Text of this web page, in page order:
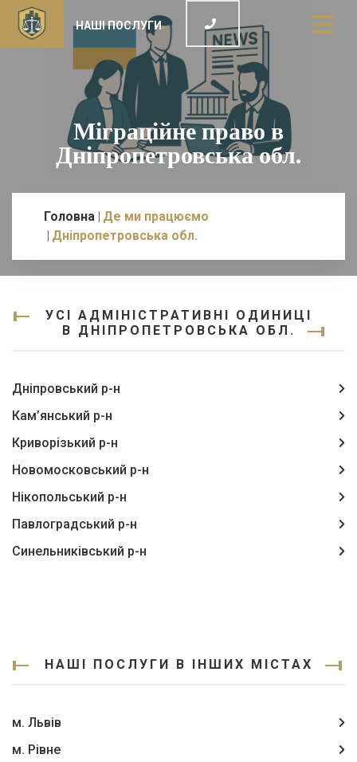
НАШІ ПОСЛУГИ
Міграційне право в
Дніпропетровська обл.
Головна Де ми працюємо
Дніпропетровська обл.
УСІ АДМІНІСТРАТИВНІ ОДИНИЦІ
В ДНІПРОПЕТРОВСЬКА ОБЛ.
Дніпровський р-н
Кам’янський р-н
Криворізький р-н
Новомосковський р-н
Нікопольський р-н
Павлоградський р-н
Синельниківський р-н
НАШІ ПОСЛУГИ В ІНШИХ МІСТАХ
м. Львів
м. Рівне